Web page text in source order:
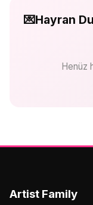
💌Hayran
Henüz
Artist Family